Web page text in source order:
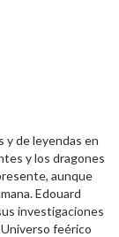
y de leyendas en
y los dragones
aunque
Edouard
investigaciones
feérico